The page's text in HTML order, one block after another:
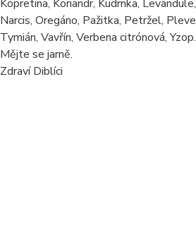
Kopretina, Koriandr, Kudrnka,
Narcis, Oregáno, Pažitka, Petržel,
Tymián, Vavřín, Verbena citrónová,
Mějte se jarně.
Zdraví Diblíci